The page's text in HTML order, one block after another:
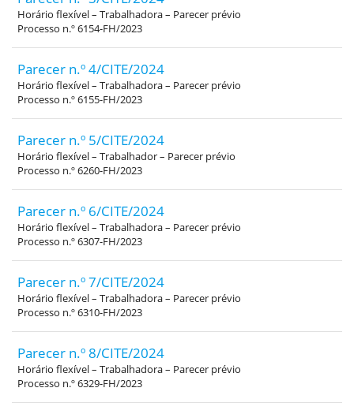
Horário flexível – Trabalhadora – Parecer prévio
Processo n.º 6154-FH/2023
Parecer n.º 4/CITE/2024
Horário flexível – Trabalhadora – Parecer prévio
Processo n.º 6155-FH/2023
Parecer n.º 5/CITE/2024
Horário flexível – Trabalhador – Parecer prévio
Processo n.º 6260-FH/2023
Parecer n.º 6/CITE/2024
Horário flexível – Trabalhadora – Parecer prévio
Processo n.º 6307-FH/2023
Parecer n.º 7/CITE/2024
Horário flexível – Trabalhadora – Parecer prévio
Processo n.º 6310-FH/2023
Parecer n.º 8/CITE/2024
Horário flexível – Trabalhadora – Parecer prévio
Processo n.º 6329-FH/2023